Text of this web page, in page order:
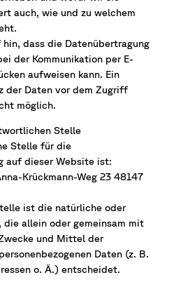
auch, wie und zu welchem
dass die Datenübertragung
der Kommunikation per E-
aufweisen kann. Ein
der Daten vor dem Zugriff
möglich.
Stelle
Stelle für die
auf dieser Website ist:
Krückmann-Weg 23 48147
ist die natürliche oder
die allein oder gemeinsam mit
und Mittel der
Daten (z. B.
o. Ä.) entscheidet.